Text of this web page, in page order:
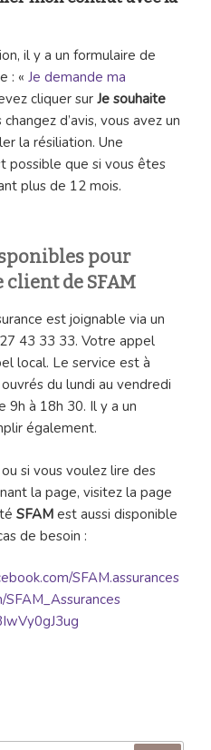
il y a un formulaire de
: « Je demande ma
cliquer sur Je souhaite
changez d’avis, vous avez un
la résiliation. Une
possible que si vous êtes
plus de 12 mois.
pour
de SFAM
est joignable via un
43 33 33. Votre appel
local. Le service est à
du lundi au vendredi
9h à 18h 30. Il y a un
également.
si vous voulez lire des
la page, visitez la page
SFAM est aussi disponible
de besoin :
SFAM.assurances